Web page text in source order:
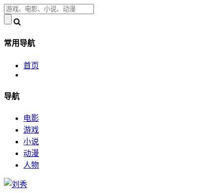
常用导航
首页
导航
电影
游戏
小说
动漫
人物